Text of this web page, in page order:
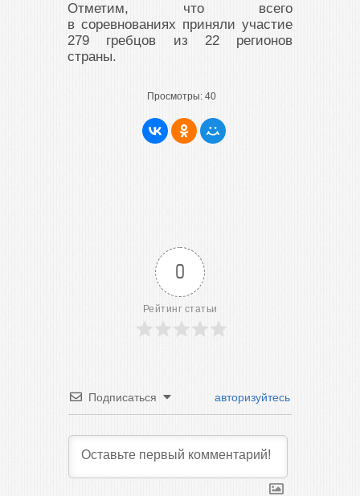
Отметим, что всего
в соревнованиях приняли участие
279 гребцов из 22 регионов
страны.
Просмотры: 40
0
Рейтинг статьи
Подписаться авторизуйтесь